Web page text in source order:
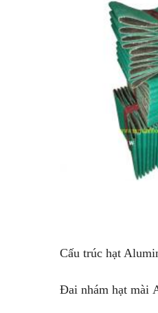
Cấu trúc hạt
Đai nhám hạt mài